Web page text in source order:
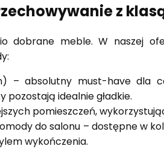
z
dobrane meble. W naszej
– absolutny must-have dla
idealnie gładkie.
pomieszczeń,
do salonu – dostępne w
wykończenia.